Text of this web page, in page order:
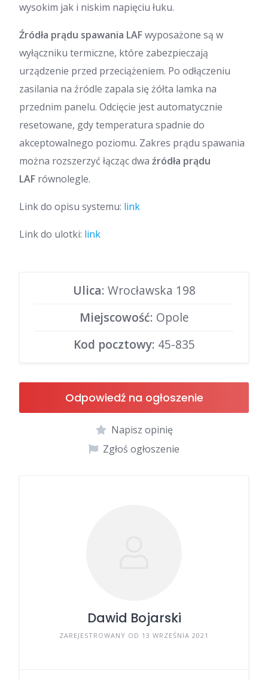
wysokim jak i niskim napięciu łuku.
Źródła prądu spawania LAFwyposażone są w
wyłączniku termiczne, które zabezpieczają
urządzenie przed przeciążeniem. Po odłączeniu
zasilania na źródle zapala się żółta lamka na
przednim panelu. Odcięcie jest automatycznie
resetowane, gdy temperatura spadnie do
akceptowalnego poziomu. Zakres prądu spawania
można rozszerzyć łącząc dwa źródła prądu
LAF równolegle.
Link do opisu systemu: link
Link do ulotki: link
Ulica: Wrocławska 198
Miejscowość: Opole
Kod pocztowy: 45-835
Odpowiedź na ogłoszenie
Napisz opinię
Zgłoś ogłoszenie
Dawid Bojarski
ZAREJESTROWANY OD 13 WRZEŚNIA 2021